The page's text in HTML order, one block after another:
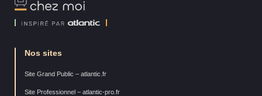
Chez
Nos sites
Site Grand Public – atlantic.fr
Site Professionnel – atlantic-pro.fr